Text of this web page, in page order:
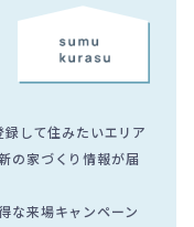
して住みたいエリア
の家づくり情報が届
な来場キャンペーン